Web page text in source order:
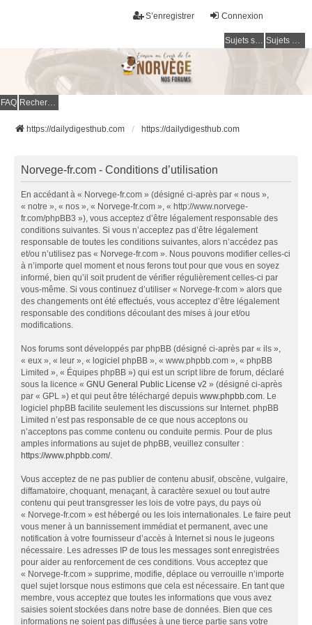
Connexion
S’enregistrer
Sujets sans réponse Sujets actifs
FAQ Rechercher
https://dailydigesthub.com https://dailydigesthub.com
Norvege-fr.com - Conditions d’utilisation
En accédant à « Norvege-fr.com » (désigné ci-après par « nous »,
« notre », « nos », « Norvege-fr.com », « http://www.norvege-
fr.com/phpBB3 »), vous acceptez d’être légalement responsable des
conditions suivantes. Si vous n’acceptez pas d’être légalement
responsable de toutes les conditions suivantes, alors n’accédez pas
et/ou n’utilisez pas « Norvege-fr.com ». Nous pouvons modifier celles-ci
à n’importe quel moment et nous ferons tout pour que vous en soyez
informé, bien qu’il soit prudent de vérifier régulièrement celles-ci par
vous-même. Si vous continuez d’utiliser « Norvege-fr.com » alors que
des changements ont été effectués, vous acceptez d’être légalement
responsable des conditions découlant des mises à jour et/ou
modifications.
Nos forums sont développés par phpBB (désigné ci-après par « ils »,
« eux », « leur », « logiciel phpBB », « www.phpbb.com », « phpBB
Limited », « Équipes phpBB ») qui est un script libre de forum, déclaré
sous la licence « GNU General Public License v2 » (désigné ci-après
par « GPL ») et qui peut être téléchargé depuis www.phpbb.com. Le
logiciel phpBB facilite seulement les discussions sur Internet. phpBB
Limited n’est pas responsable de ce que nous acceptons ou
n’acceptons pas comme contenu ou conduite permis. Pour de plus
amples informations au sujet de phpBB, veuillez consulter :
https://www.phpbb.com/.
Vous acceptez de ne pas publier de contenu abusif, obscène, vulgaire,
diffamatoire, choquant, menaçant, à caractère sexuel ou tout autre
contenu qui peut transgresser les lois de votre pays, du pays où
« Norvege-fr.com » est hébergé ou les lois internationales. Le faire peut
vous mener à un bannissement immédiat et permanent, avec une
notification à votre fournisseur d’accès à Internet si nous le jugeons
nécessaire. Les adresses IP de tous les messages sont enregistrées
pour aider au renforcement de ces conditions. Vous acceptez que
« Norvege-fr.com » supprime, modifie, déplace ou verrouille n’importe
quel sujet lorsque nous estimons que cela est nécessaire. En tant que
membre, vous acceptez que toutes les informations que vous avez
saisies soient stockées dans notre base de données. Bien que ces
informations ne soient pas diffusées à une tierce partie sans votre